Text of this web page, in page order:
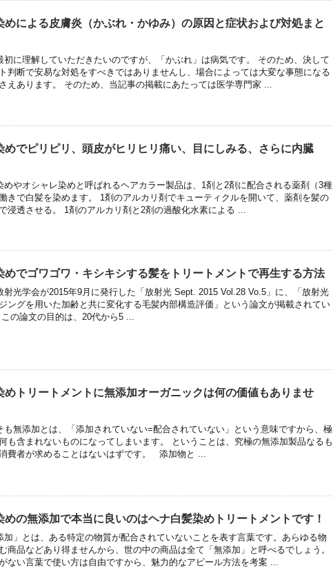
めによる皮膚炎（かぶれ・かゆみ）の原因と症状および対処まと
初に理解していただきたいのですが、「かぶれ」は病気です。 そのため、決して
判断で安易な対処をすべきではありませんし、場合によっては大変な事態になる
えあります。 そのため、当記事の掲載にあたっては医学専門家 ...
めでピリピリ、頭皮がヒリヒリ痛い、目にしみる、さらに内臓
めやオシャレ染めと呼ばれるヘアカラー製品は、1剤と2剤に配合される薬剤（3種
きで白髪を染めます。 1剤のアルカリ剤でキューティクルを開いて、薬剤を髪の
浸透させる。 1剤のアルカリ剤と2剤の過酸化水素による ...
めでゴワゴワ・キシキシする髪をトリートメントで再生する方法
射光学会が2015年9月に発行した「放射光 Sept. 2015 Vol.28 Vo.5」に、「放射光
ングを用いた加齢と共に変化する毛髪内部構造評価」という論文が掲載されてい
の論文の目的は、20代から5 ...
めトリートメントに無添加オーガニックは何の価値もありませ
も無添加とは、「添加されていない=配合されていない」という意味ですから、極
も含まれないものになってしまいます。 ということは、究極の無添加製品なるも
費者が求めることはないはずです。 添加物と ...
めの無添加で本当に良いのはヘナ白髪染めトリートメントです！
加」とは、ある特定の物質が配合されていないことを表す言葉です。あらゆる物
商品などあり得ませんから、世の中の商品は全て「無添加」と呼べるでしょう。
ない言葉で使い方は自由ですから、魅力的なアピール方法を考案 ...